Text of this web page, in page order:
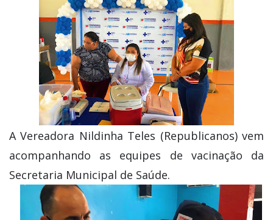
A Vereadora Nildinha Teles (Republicanos) vem
acompanhando as equipes de vacinação da
Secretaria Municipal de Saúde.